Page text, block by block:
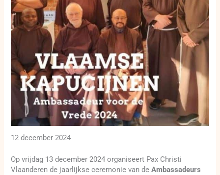
12 december 2024
Op vrijdag 13 december 2024 organiseert Pax Christi
Vlaanderen de jaarlijkse ceremonie van deAmbassadeurs